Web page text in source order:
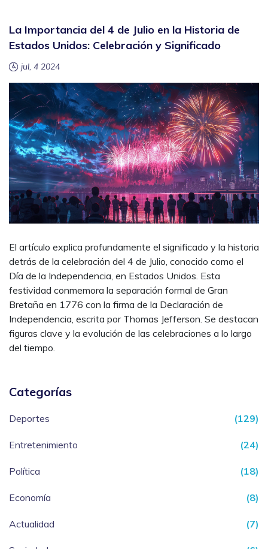
La Importancia del 4 de Julio en la Historia de
Estados Unidos: Celebración y Significado
jul, 4 2024
El artículo explica profundamente el significado y la historia
detrás de la celebración del 4 de Julio, conocido como el
Día de la Independencia, en Estados Unidos. Esta
festividad conmemora la separación formal de Gran
Bretaña en 1776 con la firma de la Declaración de
Independencia, escrita por Thomas Jefferson. Se destacan
figuras clave y la evolución de las celebraciones a lo largo
del tiempo.
Categorías
Deportes (129)
Entretenimiento (24)
Política (18)
Economía (8)
Actualidad (7)